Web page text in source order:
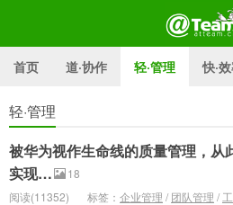
首页 道·协作 轻·管理 快·
轻·管理
被华为视作生命线的质量管理，从
实现…
18
阅读(11352)
标签： 企业管理 / 团队管理 /